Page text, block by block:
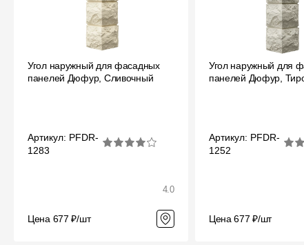
Пленки и мембраны
Мягкая кровля
Комплектующие к кровле
Пластиковые водосточные
Угол наружный для фасадных
панелей Дюфур, Сливочный
Артикул: PFDR-
1283
4.0
Цена 677 ₽/шт
Угол наружный для
панелей Дюфур,
Артикул: PFDR-
1252
Цена 677 ₽/шт